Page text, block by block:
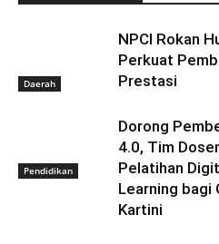
Daerah
NPCI Rokan
Perkuat
Prestasi
Pendidikan
Dorong
4.0, Tim
Pelatihan
Learning bagi
Kartini